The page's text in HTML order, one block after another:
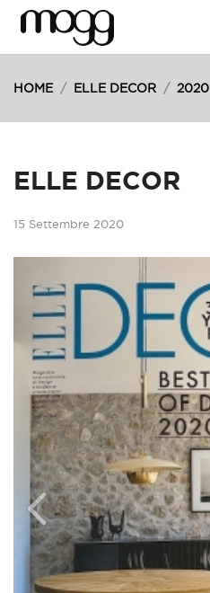
HOME / ELLE DECOR / 2020
ELLE DECOR
15 Settembre 2020